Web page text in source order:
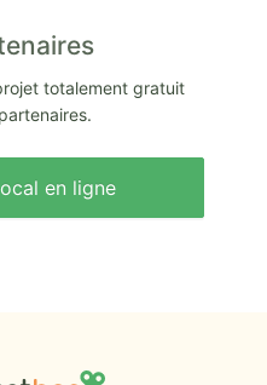
totalement gratuit
en ligne